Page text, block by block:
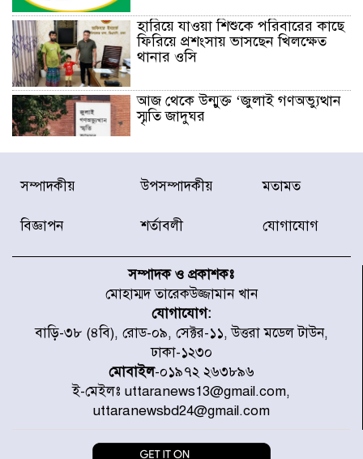
হারিয়ে যাওয়া শিশুকে পরিবারের কাছে
ফিরিয়ে প্রশংসায় ভাসছেন খিলক্ষেত
থানার ওসি
আজ থেকে উন্মুক্ত ‘জুলাই গণঅভ্যুত্থান
স্মৃতি জাদুঘর
রাজধানীর উত্তরা আঞ্চলিক পাসপোর্ট
অফিসের সামনে দালাল চক্রের ১৩ জন
করেছে র‌্যাব-১
চূড়ান্ত পর্যায়ে : ইরান
প্রত্যেক অপরাধীর বিচার এ দেশেই
হবে, সে যত শক্তিশালীই হোক না কেন,
চট্টগ্রামে জুলাই গণঅভ্যুত্থান দিবসে
প্রতিমন্ত্রী মীর হেলাল
আগামী ৫ দিন বৃষ্টির আভাস
সম্পাদকীয় উপসম্পাদকীয় মতামত
বিজ্ঞাপন শর্তাবলী যোগাযোগ
সম্পাদক ও প্রকাশকঃ
মোহাম্মদ তারেকউজ্জামান খান
যোগাযোগ:
বাড়ি-৩৮ (৪বি), রোড-০৯, সেক্টর-১১, উত্তরা মডেল টাউন,
ঢাকা-১২৩০
মোবাইল-০১৯৭২ ২৬৩৮৯৬
ই-মেইলঃ uttaranews13@gmail.com,
uttaranewsbd24@gmail.com